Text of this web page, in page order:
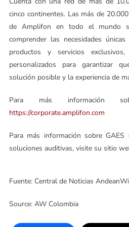
cinco continentes. Las más de
de Amplifon en todo el mundo
comprender las necesidades
productos y servicios
personalizados para garantizar
solución posible y la experiencia de
Para más información
https://corporate.amplifon.com
Para más información sobre
soluciones auditivas, visite su sitio
Fuente: Central de Noticias
Source: AW Colombia